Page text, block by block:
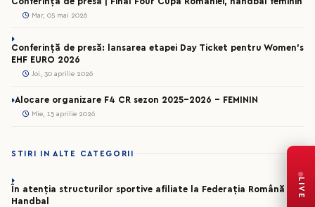
Mar, 05 mai 2026
Conferință de presă: lansarea etapei Day Ticket pentru Women’s
EHF EURO 2026
Joi, 30 aprilie 2026
Alocare organizare F4 CR sezon 2025-2026 - FEMININ
Mie, 15 aprilie 2026
STIRI IN ALTE CATEGORII
În atenția structurilor sportive afiliate la Federația Română de
Handbal
LIVE